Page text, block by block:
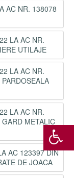
AC NR. 138078
LA AC NR.
UTILAJE
LA AC NR.
LA AC NR.
METALIC
AC 123397 DIN
DE JOACA